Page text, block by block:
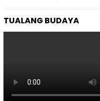
TUALANG BUDAYA